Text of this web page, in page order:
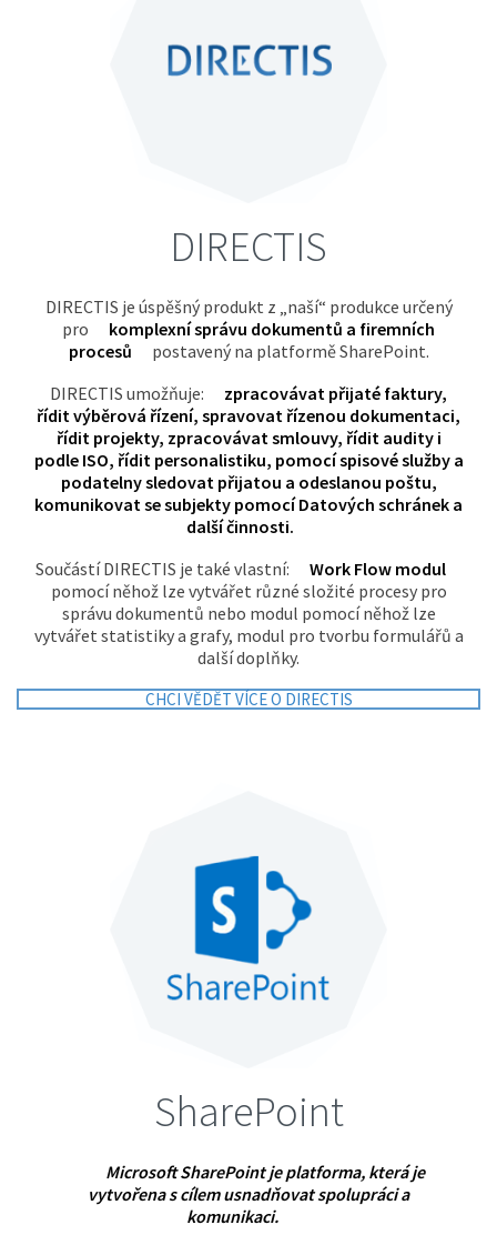
DIRECTIS
DIRECTIS je úspěšný produkt z „naší“ produkce určený
pro
komplexní správu dokumentů a firemních
procesů
postavený na platformě SharePoint.
DIRECTIS umožňuje:
zpracovávat přijaté faktury,
řídit výběrová řízení, spravovat řízenou dokumentaci,
řídit projekty, zpracovávat smlouvy, řídit audity i
podle ISO, řídit personalistiku, pomocí spisové služby a
podatelny sledovat přijatou a odeslanou poštu,
komunikovat se subjekty pomocí Datových schránek a
další činnosti.
Součástí DIRECTIS je také vlastní:
Work Flow modul
pomocí něhož lze vytvářet různé složité procesy pro
správu dokumentů nebo modul pomocí něhož lze
vytvářet statistiky a grafy, modul pro tvorbu formulářů a
další doplňky.
CHCI VĚDĚT VÍCE O DIRECTIS
SharePoint
Microsoft SharePoint je platforma, která je
vytvořena s cílem usnadňovat spolupráci a
komunikaci.